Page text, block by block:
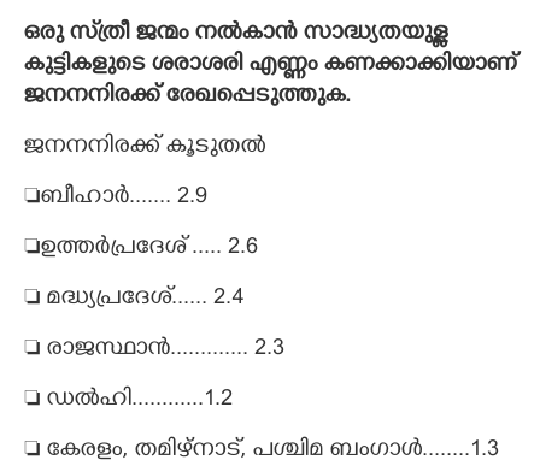
ഒരു സ്‌ത്രീ ജന്മം നൽകാൻ സാദ്ധ്യതയുള്ള
കുട്ടികളുടെ ശരാശരി എണ്ണം കണക്കാക്കിയാണ്
ജനനനിരക്ക് രേഖപ്പെടുത്തുക.
ജനനനിരക്ക് കൂടുതൽ
ബീഹാർ....... 2.9
ഉത്തർപ്രദേശ് ..... 2.6
 മദ്ധ്യപ്രദേശ്...... 2.4
 രാജസ്ഥാൻ............. 2.3
 ഡൽഹി............1.2
 കേരളം, തമിഴ്നാട്, പശ്ചിമ ബംഗാൾ........1.3